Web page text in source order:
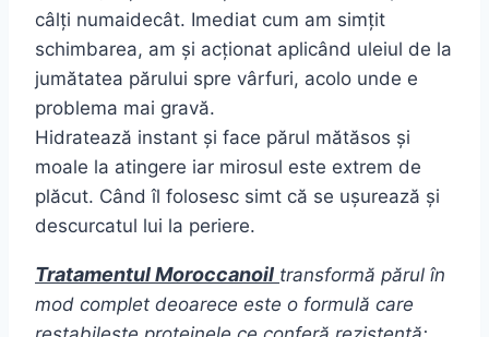
câlți numaidecât. Imediat cum am simțit
schimbarea, am și acționat aplicând uleiul de la
jumătatea părului spre vârfuri, acolo unde e
problema mai gravă.
Hidratează instant și face părul mătăsos și
moale la atingere iar mirosul este extrem de
plăcut. Când îl folosesc simt că se ușurează și
descurcatul lui la periere.
Tratamentul Moroccanoil transformă părul în
mod complet deoarece este o formulă care